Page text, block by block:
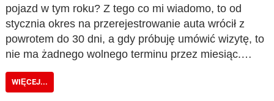
pojazd w tym roku? Z tego co mi wiadomo, to od
stycznia okres na przerejestrowanie auta wrócił z
powrotem do 30 dni, a gdy próbuję umówić wizytę, to
nie ma żadnego wolnego terminu przez miesiąc.…
WIĘCEJ...